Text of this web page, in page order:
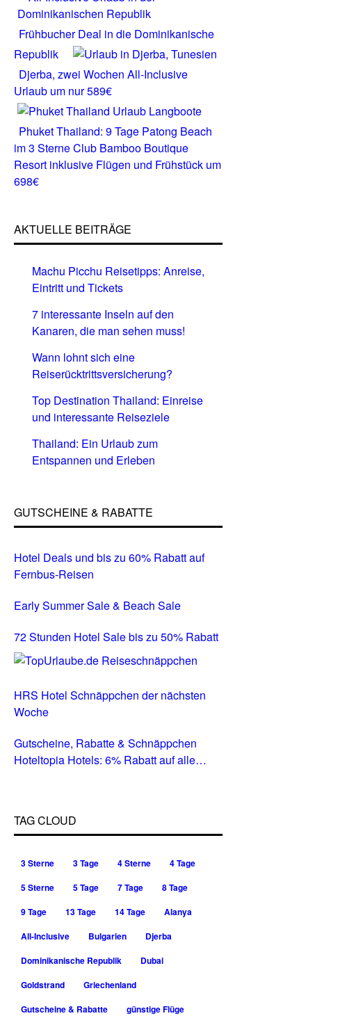
Frühbucher Deal in die Dominikanische
Republik
Djerba, zwei Wochen All-Inclusive
Urlaub um nur 589€
Phuket Thailand: 9 Tage Patong Beach
im 3 Sterne Club Bamboo Boutique
Resort inklusive Flügen und Frühstück um
698€
AKTUELLE BEITRÄGE
Machu Picchu Reisetipps: Anreise,
Eintritt und Tickets
7 interessante Inseln auf den
Kanaren, die man sehen muss!
Wann lohnt sich eine
Reiserücktrittsversicherung?
Top Destination Thailand: Einreise
und interessante Reiseziele
Thailand: Ein Urlaub zum
Entspannen und Erleben
GUTSCHEINE & RABATTE
Hotel Deals und bis zu 60% Rabatt auf
Fernbus-Reisen
Early Summer Sale & Beach Sale
72 Stunden Hotel Sale bis zu 50% Rabatt
HRS Hotel Schnäppchen der nächsten
Woche
Gutscheine, Rabatte & Schnäppchen
Hoteltopia Hotels: 6% Rabatt auf alle
TAG CLOUD
3 Sterne 3 Tage 4 Sterne
4 Tage
5 Sterne
5 Tage 7 Tage
8 Tage
9 Tage
13 Tage 14 Tage
Alanya
All-Inclusive
Bulgarien
Djerba
Dominikanische Republik
Dubai
Goldstrand
Griechenland
Gutscheine & Rabatte
günstige Flüge